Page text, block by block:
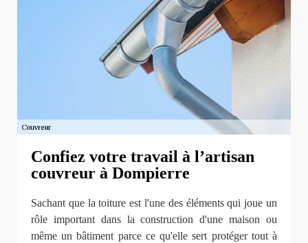
Confiez votre travail à l’artisan
couvreur à Dompierre
Sachant que la toiture est l'une des éléments qui joue un
rôle important dans la construction d'une maison ou
même un bâtiment parce ce qu'elle sert protéger tout à